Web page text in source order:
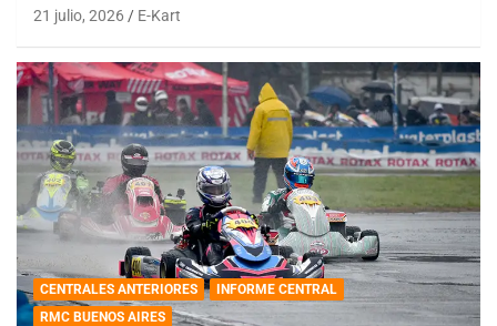
21 julio, 2026 E-Kart
CENTRALES ANTERIORES
INFORME CENTRAL
RMC BUENOS AIRES